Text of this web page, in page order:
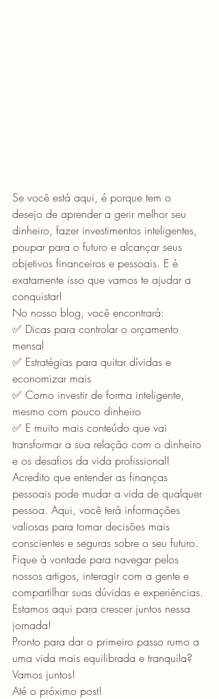
Se você está aqui, é porque tem o
desejo de aprender a gerir melhor seu
dinheiro, fazer investimentos inteligentes,
poupar para o futuro e alcançar seus
objetivos financeiros e pessoais. E é
exatamente isso que vamos te ajudar a
conquistar!
No nosso blog, você encontrará:
✅ Dicas para controlar o orçamento
mensal
✅ Estratégias para quitar dívidas e
economizar mais
✅ Como investir de forma inteligente,
mesmo com pouco dinheiro
✅ E muito mais conteúdo que vai
transformar a sua relação com o dinheiro
e os desafios da vida profissional!
Acredito que entender as finanças
pessoais pode mudar a vida de qualquer
pessoa. Aqui, você terá informações
valiosas para tomar decisões mais
conscientes e seguras sobre o seu futuro.
Fique à vontade para navegar pelos
nossos artigos, interagir com a gente e
compartilhar suas dúvidas e experiências.
Estamos aqui para crescer juntos nessa
jornada!
Pronto para dar o primeiro passo rumo a
uma vida mais equilibrada e tranquila?
Vamos juntos!
Até o próximo post!